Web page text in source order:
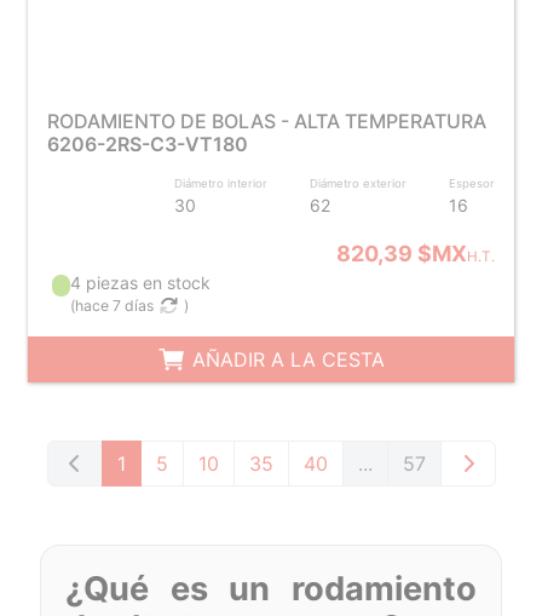
RODAMIENTO DE BOLAS - ALTA TEMPERATURA
6206-2RS-C3-VT180
Diámetro interior
30
Diámetro exterior
62
Espesor
16
820,39 $MXH.T.
4 piezas en stock
(hace 7 días )
AÑADIR A LA CESTA
1 5 10 35 40 ... 57
¿Qué es un rodamiento